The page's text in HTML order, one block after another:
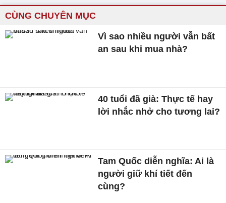
CÙNG CHUYÊN MỤC
Vì sao nhiều người vẫn bất
an sau khi mua nhà?
40 tuổi đã già: Thực tế hay
lời nhắc nhở cho tương lai?
Tam Quốc diễn nghĩa: Ai là
người giữ khí tiết đến
cùng?